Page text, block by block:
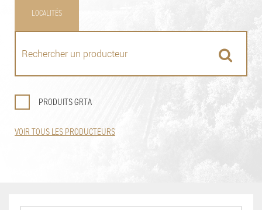
LOCALITÉS
PRODUITS GRTA
VOIR TOUS LES PRODUCTEURS